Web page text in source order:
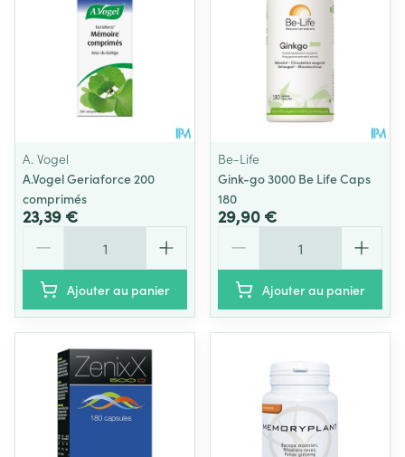
A. Vogel
A.Vogel Geriaforce 200
comprimés
23,39 €
Ajouter au panier
Be-Life
Gink-go 3000 Be Life Caps
180
29,90 €
Ajouter au panier